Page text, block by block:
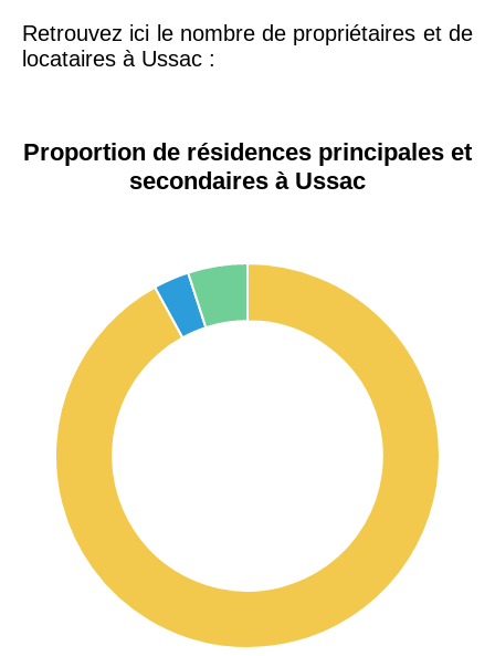
Retrouvez ici le nombre de propriétaires et de
locataires à Ussac :
Proportion de résidences principales et
secondaires à Ussac